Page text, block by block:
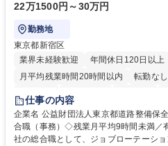
22万1500円～30万円
勤務地
東京都新宿区
業界未経験歓迎
年間休日120日以上
月平均残業時間20時間以内
転勤なし
研修あり
退職金あり
駅近5分以内
資格取得手当あり 食
仕事の内容
企業名 公益財団法人東京都道路整備保全公社 求人名 【都庁グ
合職（事務）◇残業月平均9時間未満／有給年平
社の総合職として、ジョブローテーシ